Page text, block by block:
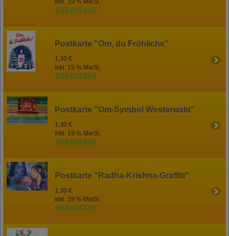
inkl. 19 % MwSt.
Postkarte "Om, du Fröhliche"
1,30 €
inkl. 19 % MwSt.
Postkarte "Om-Symbol Westerwald"
1,30 €
inkl. 19 % MwSt.
Postkarte "Radha-Krishna-Graffiti"
1,30 €
inkl. 19 % MwSt.